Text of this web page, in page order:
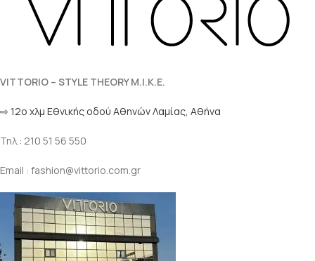
VITTORIO – STYLE THEORY M.I.K.E.
⇨ 12ο χλμ Eθνικής οδού Αθηνών Λαμίας, Αθήνα
Τηλ.: 210 51 56 550
Email : fashion@vittorio.com.gr